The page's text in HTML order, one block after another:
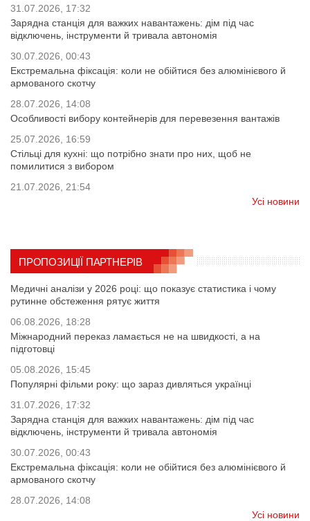
31.07.2026, 17:32
Зарядна станція для важких навантажень: дім під час
відключень, інструменти й тривала автономія
30.07.2026, 00:43
Екстремальна фіксація: коли не обійтися без алюмінієвого й
армованого скотчу
28.07.2026, 14:08
Особливості вибору контейнерів для перевезення вантажів
25.07.2026, 16:59
Стільці для кухні: що потрібно знати про них, щоб не
помилитися з вибором
21.07.2026, 21:54
Усі новини
ПРОПОЗИЦІЇ ПАРТНЕРІВ
Медичні аналізи у 2026 році: що показує статистика і чому
рутинне обстеження рятує життя
06.08.2026, 18:28
Міжнародний переказ ламається не на швидкості, а на
підготовці
05.08.2026, 15:45
Популярні фільми року: що зараз дивляться українці
31.07.2026, 17:32
Зарядна станція для важких навантажень: дім під час
відключень, інструменти й тривала автономія
30.07.2026, 00:43
Екстремальна фіксація: коли не обійтися без алюмінієвого й
армованого скотчу
28.07.2026, 14:08
Усі новини